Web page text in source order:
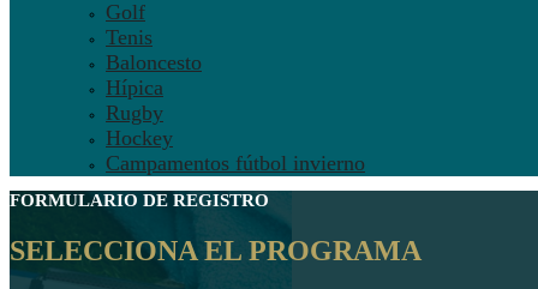
Golf
Tenis
Baloncesto
Hípica
Rugby
Hockey
Campamentos fútbol invierno
FORMULARIO DE REGISTRO
SELECCIONA EL PROGRAMA